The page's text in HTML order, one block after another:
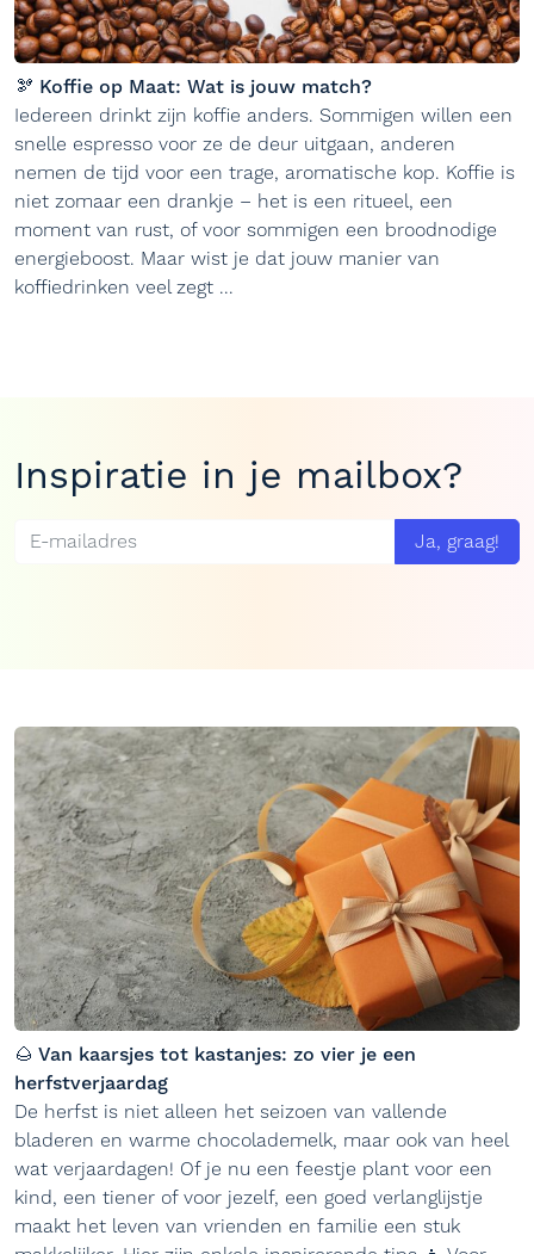
🫘 Koffie op Maat: Wat is jouw match?
Iedereen drinkt zijn koffie anders. Sommigen willen een
snelle espresso voor ze de deur uitgaan, anderen
nemen de tijd voor een trage, aromatische kop. Koffie is
niet zomaar een drankje – het is een ritueel, een
moment van rust, of voor sommigen een broodnodige
energieboost. Maar wist je dat jouw manier van
koffiedrinken veel zegt ...
Inspiratie in je mailbox?
Ja, graag!
🌰 Van kaarsjes tot kastanjes: zo vier je een
herfstverjaardag
De herfst is niet alleen het seizoen van vallende
bladeren en warme chocolademelk, maar ook van heel
wat verjaardagen! Of je nu een feestje plant voor een
kind, een tiener of voor jezelf, een goed verlanglijstje
maakt het leven van vrienden en familie een stuk